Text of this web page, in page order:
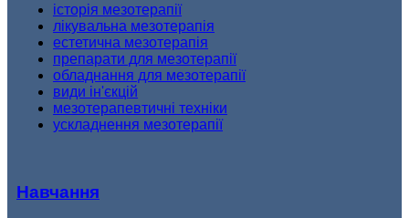
історія мезотерапії
лікувальна мезотерапія
естетична мезотерапія
препарати для мезотерапії
обладнання для мезотерапії
види ін'єкцій
мезотерапевтичні техніки
ускладнення мезотерапії
Навчання